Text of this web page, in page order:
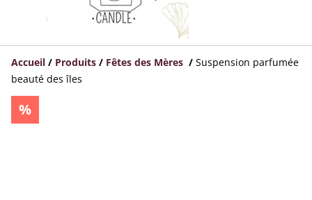
Accueil / Produits / Fêtes des Mères / Suspension parfumée
beauté des îles
%